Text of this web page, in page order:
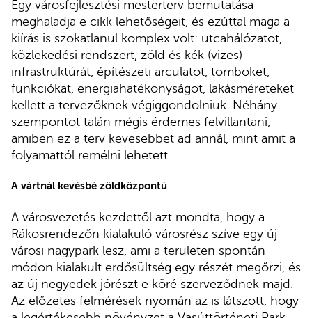
Egy városfejlesztési mesterterv bemutatása
meghaladja e cikk lehetőségeit, és ezúttal maga a
kiírás is szokatlanul komplex volt: utcahálózatot,
közlekedési rendszert, zöld és kék (vizes)
infrastruktúrát, építészeti arculatot, tömböket,
funkciókat, energiahatékonyságot, lakásméreteket
kellett a tervezőknek végiggondolniuk. Néhány
szempontot talán mégis érdemes felvillantani,
amiben ez a terv kevesebbet ad annál, mint amit a
folyamattól remélni lehetett.
A vártnál kevésbé zöldközpontú
A városvezetés kezdettől azt mondta, hogy a
Rákosrendezőn kialakuló városrész szíve egy új
városi nagypark lesz, ami a területen spontán
módon kialakult erdősültség egy részét megőrzi, és
az új negyedek jórészt e köré szerveződnek majd.
Az előzetes felmérések nyomán az is látszott, hogy